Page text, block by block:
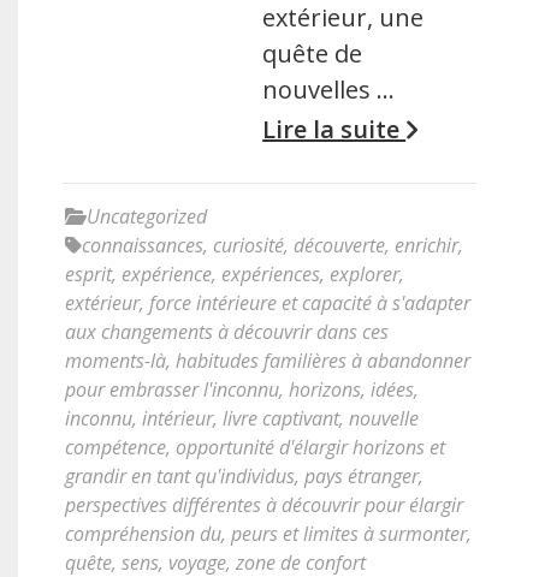
extérieur, une
quête de
nouvelles …
Lire la suite
Uncategorized
connaissances, curiosité, découverte, enrichir,
esprit, expérience, expériences, explorer,
extérieur, force intérieure et capacité à s'adapter
aux changements à découvrir dans ces
moments-là, habitudes familières à abandonner
pour embrasser l'inconnu, horizons, idées,
inconnu, intérieur, livre captivant, nouvelle
compétence, opportunité d'élargir horizons et
grandir en tant qu'individus, pays étranger,
perspectives différentes à découvrir pour élargir
compréhension du, peurs et limites à surmonter,
quête, sens, voyage, zone de confort